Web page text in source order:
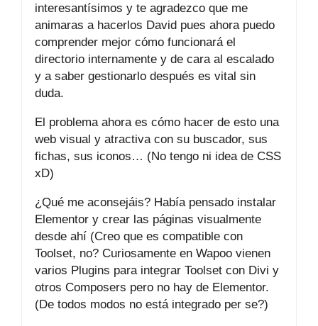
interesantísimos y te agradezco que me
animaras a hacerlos David pues ahora puedo
comprender mejor cómo funcionará el
directorio internamente y de cara al escalado
y a saber gestionarlo después es vital sin
duda.
El problema ahora es cómo hacer de esto una
web visual y atractiva con su buscador, sus
fichas, sus iconos… (No tengo ni idea de CSS
xD)
¿Qué me aconsejáis? Había pensado instalar
Elementor y crear las páginas visualmente
desde ahí (Creo que es compatible con
Toolset, no? Curiosamente en Wapoo vienen
varios Plugins para integrar Toolset con Divi y
otros Composers pero no hay de Elementor.
(De todos modos no está integrado per se?)